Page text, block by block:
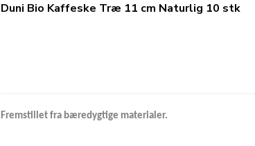
Duni Bio Kaffeske Træ 11 cm Naturlig 10 stk
Fremstillet fra bæredygtige materialer.